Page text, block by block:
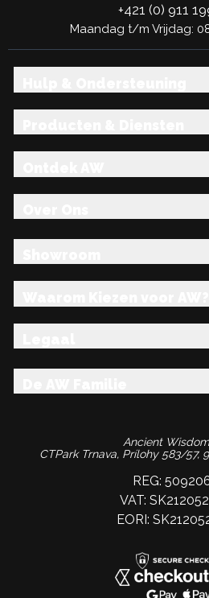
+421 (0) 911
Maandag t/m Vrijdag:
Ancient Wisdom
CTPark Trnava, Prílohy 583/57,
REG:
VAT:
EORI: